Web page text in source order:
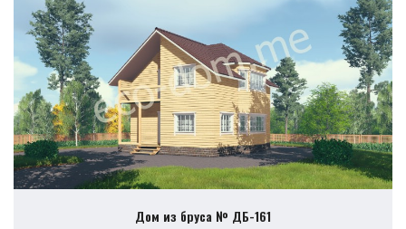
Дом из бруса № ДБ-161